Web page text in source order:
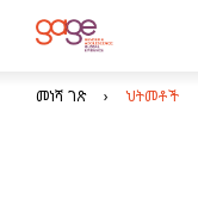
መነሻ ገጽ ህትመቶች